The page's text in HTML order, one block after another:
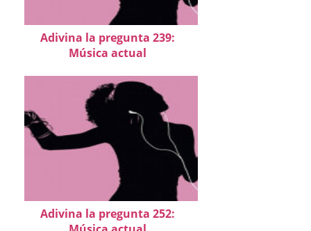
Adivina la pregunta 239:
Música actual
Adivina la pregunta 252: